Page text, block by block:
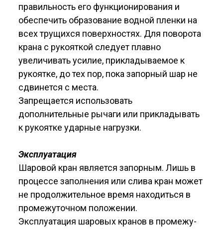
правильность его функционирования и
обеспечить образование водной пленки на
всех трущихся поверхно­стях. Для поворота
крана с рукояткой следует плавно
увеличивать усилие, прикладываемое к
рукоятке, до тех пор, пока запорный шар не
сдвинется с места.
Запрещается использовать
дополнительные рычаги или прикладывать
к рукоятке ударные нагрузки.
Эксплуатация
Шаровой кран является запорным. Лишь в
процессе заполнения или слива кран может
не­ продолжительное время находиться в
проме­жуточном положении.
Эксплуатация шаровых кранов в промежу­